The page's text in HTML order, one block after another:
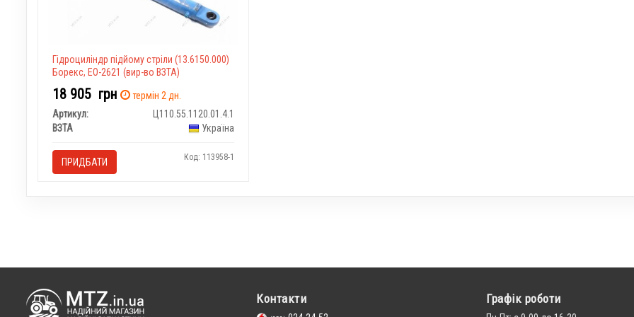
Гідроциліндр підйому стріли (13.6150.000)
Борекс, ЕО-2621 (вир-во ВЗТА)
18 905 грн
термін 2 дн.
Артикул:
Ц110.55.1120.01.4.1
ВЗТА
Україна
ПРИДБАТИ Код: 113958-1
Контакти Графік роботи